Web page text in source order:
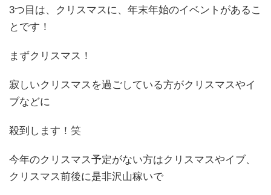
3つ目は、クリスマスに、年末年始のイベントがあるこ
とです！
まずクリスマス！
寂しいクリスマスを過ごしている方がクリスマスやイ
ブなどに
殺到します！笑
今年のクリスマス予定がない方はクリスマスやイブ、
クリスマス前後に是非沢山稼いで